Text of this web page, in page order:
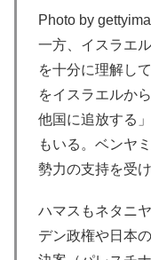
Photo by
一方、イスラエ
を十分に理解し
をイスラエルか
他国に追放する
もいる。ベンヤ
勢力の支持を受け
ハマスもネタニ
デン政権や日本